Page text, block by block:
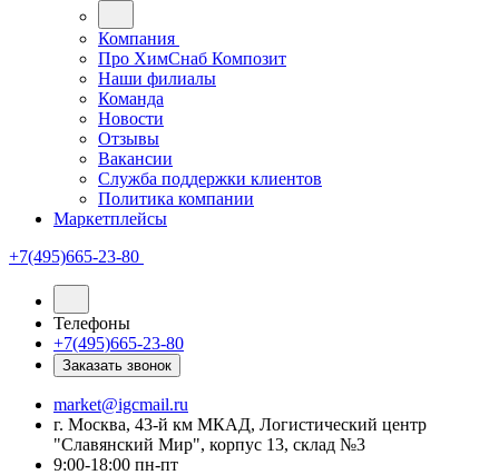
Компания
Про ХимСнаб Композит
Наши филиалы
Команда
Новости
Отзывы
Вакансии
Служба поддержки клиентов
Политика компании
Маркетплейсы
+7(495)665-23-80
Телефоны
+7(495)665-23-80
Заказать звонок
market@igcmail.ru
г. Москва, 43-й км МКАД, Логистический центр
"Славянский Мир", корпус 13, склад №3
9:00-18:00 пн-пт